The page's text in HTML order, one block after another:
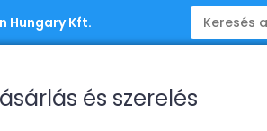
Hungary Kft.
és szerelés